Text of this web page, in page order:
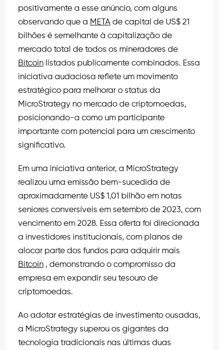
positivamente a esse anúncio, com alguns
observando que a META de capital de US$ 21
bilhões é semelhante à capitalização de
mercado total de todos os mineradores de
Bitcoin listados publicamente combinados. Essa
iniciativa audaciosa reflete um movimento
estratégico para melhorar o status da
MicroStrategy no mercado de criptomoedas,
posicionando-a como um participante
importante com potencial para um crescimento
significativo.
Em uma iniciativa anterior, a MicroStrategy
realizou uma emissão bem-sucedida de
aproximadamente US$ 1,01 bilhão em notas
seniores conversíveis em setembro de 2023, com
vencimento em 2028. Essa oferta foi direcionada
a investidores institucionais, com planos de
alocar parte dos fundos para adquirir mais
Bitcoin , demonstrando o compromisso da
empresa em expandir seu tesouro de
criptomoedas.
Ao adotar estratégias de investimento ousadas,
a MicroStrategy superou os gigantes da
tecnologia tradicionais nas últimas duas